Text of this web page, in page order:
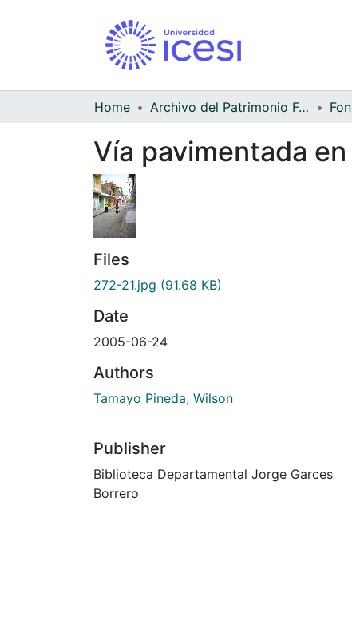
Home Archivo del Patrimonio Fotográfico y Fílmico del Valle del Cauca
Vía pavimentada
Files
272-21.jpg (91.68 KB)
Date
2005-06-24
Authors
Tamayo Pineda, Wilson
Publisher
Biblioteca Departamental Jorge Garces
Borrero